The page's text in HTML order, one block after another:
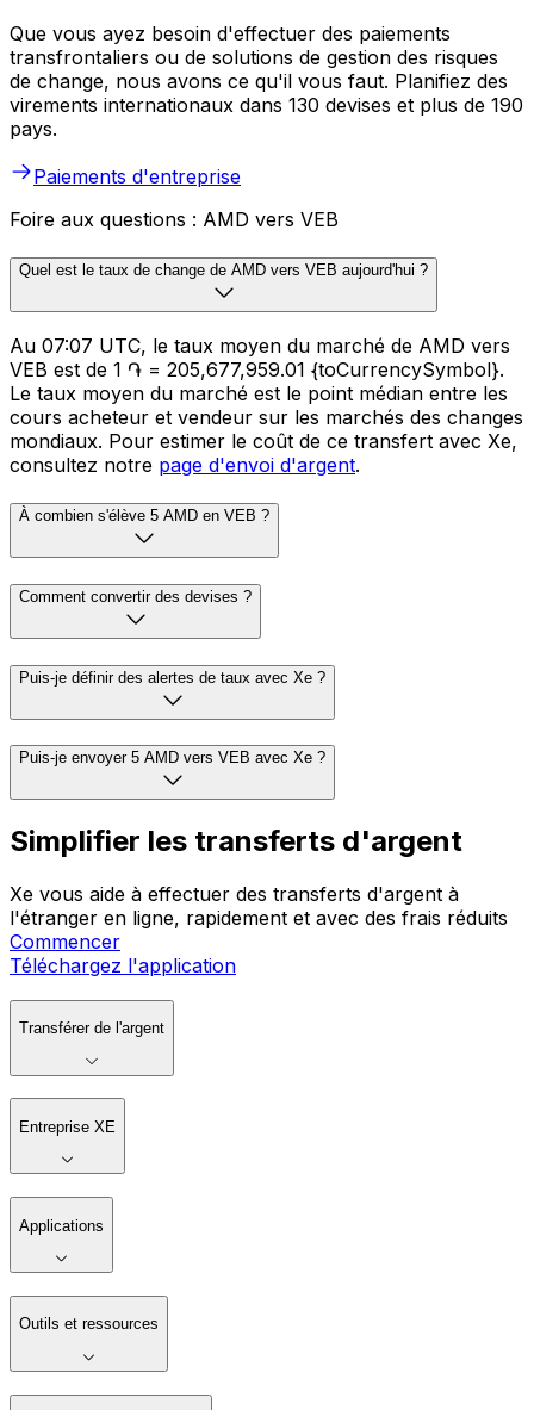
Que vous ayez besoin d'effectuer des paiements
transfrontaliers ou de solutions de gestion des risques
de change, nous avons ce qu'il vous faut. Planifiez des
virements internationaux dans 130 devises et plus de 190
pays.
Paiements d'entreprise
Foire aux questions : AMD vers VEB
Quel est le taux de change de AMD vers VEB aujourd'hui ?
Au 07:07 UTC, le taux moyen du marché de AMD vers
VEB est de 1 ֏ = 205,677,959.01 {toCurrencySymbol}.
Le taux moyen du marché est le point médian entre les
cours acheteur et vendeur sur les marchés des changes
mondiaux. Pour estimer le coût de ce transfert avec Xe,
consultez notre page d'envoi d'argent.
À combien s'élève 5 AMD en VEB ?
Comment convertir des devises ?
Puis-je définir des alertes de taux avec Xe ?
Puis-je envoyer 5 AMD vers VEB avec Xe ?
Simplifier les transferts d'argent
Xe vous aide à effectuer des transferts d'argent à
l'étranger en ligne, rapidement et avec des frais réduits
Commencer
Téléchargez l'application
Transférer de l'argent
Entreprise XE
Applications
Outils et ressources